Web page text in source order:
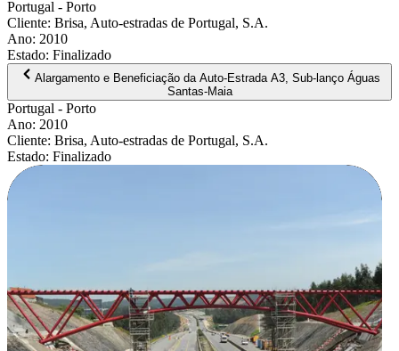
Portugal - Porto
Cliente: Brisa, Auto-estradas de Portugal, S.A.
Ano: 2010
Estado: Finalizado
Alargamento e Beneficiação da Auto-Estrada A3, Sub-lanço Águas
Santas-Maia
Portugal - Porto
Ano: 2010
Cliente: Brisa, Auto-estradas de Portugal, S.A.
Estado: Finalizado